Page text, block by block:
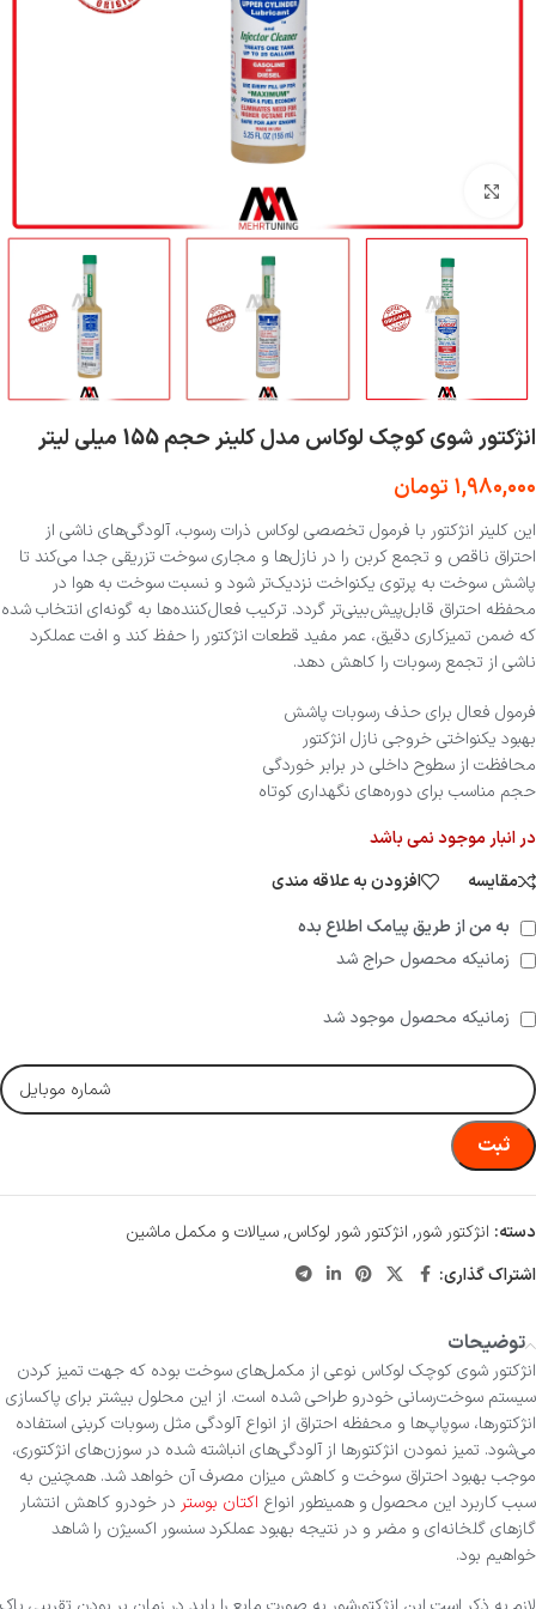
انژکتور شوی کوچک لوکاس مدل کلینر حجم 155 میلی لیتر
۱,۹۸۰,۰۰۰ تومان
این کلینر انژکتور با فرمول تخصصی لوکاس ذرات رسوب، آلودگی‌های ناشی از
احتراق ناقص و تجمع کربن را در نازل‌ها و مجاری سوخت تزریقی جدا می‌کند تا
پاشش سوخت به پرتوی یکنواخت نزدیک‌تر شود و نسبت سوخت به هوا در
محفظه احتراق قابل‌پیش‌بینی‌تر گردد. ترکیب فعال‌کننده‌ها به گونه‌ای انتخاب شده
که ضمن تمیزکاری دقیق، عمر مفید قطعات انژکتور را حفظ کند و افت عملکرد
ناشی از تجمع رسوبات را کاهش دهد.
فرمول فعال برای حذف رسوبات پاشش
بهبود یکنواختی خروجی نازل انژکتور
محافظت از سطوح داخلی در برابر خوردگی
حجم مناسب برای دوره‌های نگهداری کوتاه
در انبار موجود نمی باشد
مقایسه
افزودن به علاقه مندی
به من از طریق پیامک اطلاع بده
زمانیکه محصول حراج شد
زمانیکه محصول موجود شد
ثبت
دسته: انژکتور شور, انژکتور شور لوکاس,سیالات و مکمل ماشین
اشتراک گذاری:
توضیحات
انژکتور شوی کوچک لوکاس نوعی از مکمل‌های سوخت بوده که جهت تمیز کردن
سیستم سوخت‌رسانی خودرو طراحی شده است. از این محلول بیشتر برای پاکسازی
انژکتورها، سوپاپ‎‌ها و محفظه احتراق از انواع آلودگی مثل رسوبات کربنی استفاده
می‌شود. تمیز نمودن انژکتورها از آلودگی‌های انباشته شده در سوزن‌های انژکتوری،
موجب بهبود احتراق سوخت و کاهش میزان مصرف آن خواهد شد. همچنین به
سبب کاربرد این محصول و همینطور انواع اکتان بوستر در خودرو کاهش انتشار
گازهای گلخانه‌ای و مضر و در نتیجه بهبود عملکرد سنسور اکسیژن را شاهد
خواهیم بود.